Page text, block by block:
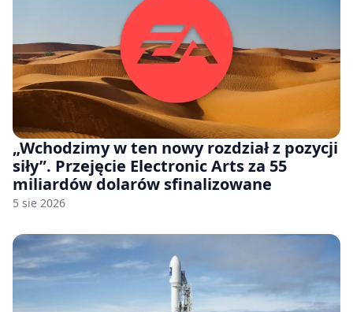
„Wchodzimy w ten nowy rozdział z pozycji
siły”. Przejęcie Electronic Arts za 55
miliardów dolarów sfinalizowane
5 sie 2026